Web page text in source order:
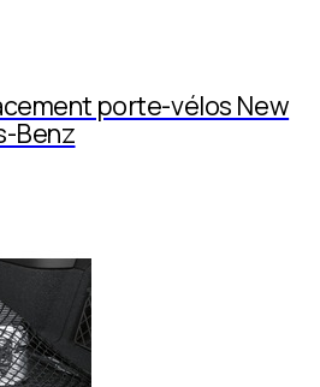
porte-vélos New
Benz